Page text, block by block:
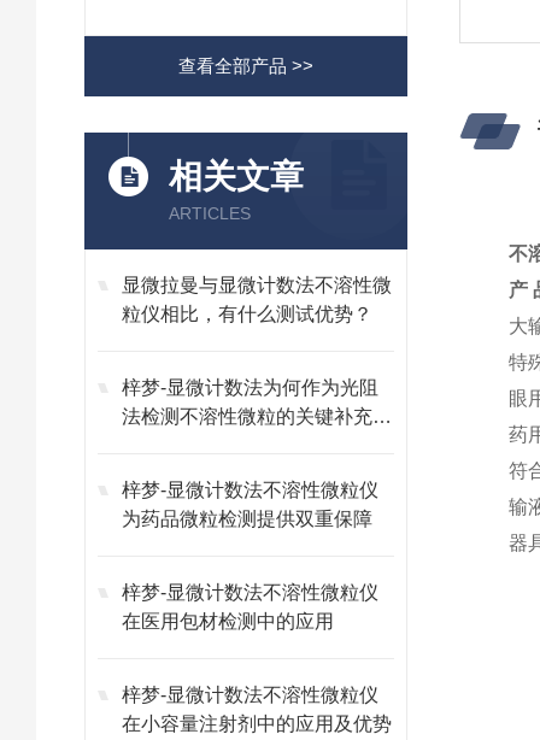
查看全部产品 >>
相关文章
ARTICLES
显微拉曼与显微计数法不溶性微
粒仪相比，有什么测试优势？
梓梦-显微计数法为何作为光阻
法检测不溶性微粒的关键补充方
梓梦-显微计数法不溶性微粒仪
为药品微粒检测提供双重保障
梓梦-显微计数法不溶性微粒仪
在医用包材检测中的应用
梓梦-显微计数法不溶性微粒仪
在小容量注射剂中的应用及优势
不
产
大
特
眼
药
符
输
器